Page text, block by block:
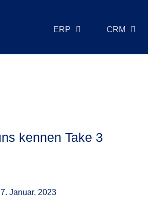
ERP CRM
kennen Take 3
Januar, 2023